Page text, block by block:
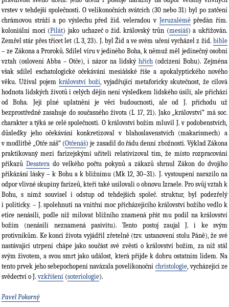
vrstev v tehdejší společnosti. O velikonočních svátcích (30 nebo 31) byl po zatčení
chrámovou stráží a po výslechu před žid. veleradou v Jeruzaléměpředán řím.
koloniální moci (Pilát) jako uchazeč o žid. královský trůn (mesiáš) a ukřižován.
Zemřel stár přes třicet let (L 3, 23). J. byl Žid a ve svém učení vycházel z žid. bible
– ze Zákona a Proroků. Sdílel víru v jediného Boha, k němuž měl jedinečný osobní
vztah (oslovení Abba – Otče), i názor na lidský hřích(odcizení Bohu). Zejména
však sdílel eschatologické očekávání mesiášské říše a apokalyptického nového
věku. Užíval pojem království boží, vyjadřující metaforicky skutečnost, že cílová
hodnota lidských životů i celých dějin není výsledkem lidského úsilí, ale přichází
od Boha. Její plné uplatnění je věcí budoucnosti, ale od J. příchodu už
bezprostředně zasahuje do současného života (L 17, 21). Jako „království“ má soc.
charakter a týká se celé společnosti. O království božím mluvil J. v podobenstvích,
důsledky jeho očekávání konkretizoval v blahoslavenstvích (makarismech) a
v modlitbě „Otče náš“ (Otčenáš) je zasadil do řádu denní zbožnosti. Výklad Zákona
praktikovaný mezi farizejskými učiteli relativizoval tím, že místo rozpracování
příkazů Desatera do velkého počtu pokynů a zákazů shrnul Zákon do dvojího
přikázání lásky – k Bohu a k bližnímu (Mk 12, 30–31). J. vystoupení narazilo na
odpor vlivné skupiny farizeů, kteří také usilovali o obnovu Izraele. Pro svůj vztah k
Bohu, s nímž souvisel i odstup od tehdejších společ. struktur, byl podezřelý
i politicky. – J. spolehnutí na vnitřní moc přicházejícího království božího vedlo k
etice nenásilí, podle níž milovat bližního znamená přát mu podíl na království
božím (nenásilí neznamená pasivitu). Tento postoj zaujal J. i ke svým
protivníkům. Ke konci života vyjádřil zřetelně (tzv. ustanovení stolu Páně), že své
nastávající utrpení chápe jako součást své zvěsti o království božím, za níž stál
svým životem, a svou smrt jako událost, která přijde k dobru ostatním lidem. Na
tento prvek jeho sebepochopení navázala povelikonoční christologie, vycházející ze
svědectví o J.vzkříšení (soteriologie).
Pavel Pokorný